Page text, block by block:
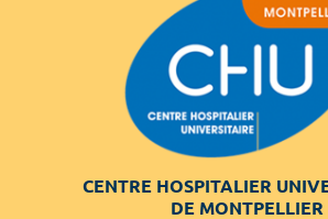
CENTRE HOSPITALIER
DE MONTPELLIER